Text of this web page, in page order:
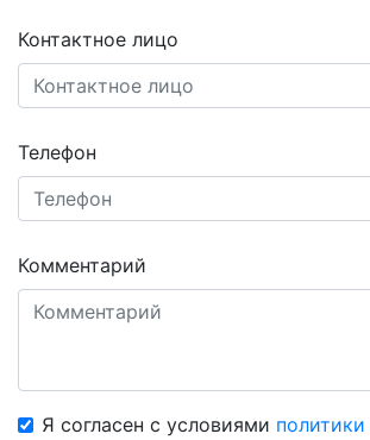
Контактное лицо
Телефон
Комментарий
Я согласен с условиями политики